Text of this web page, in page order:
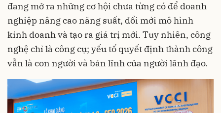
đang mở ra những cơ hội chưa từng có để doanh
nghiệp nâng cao năng suất, đổi mới mô hình
kinh doanh và tạo ra giá trị mới. Tuy nhiên, công
nghệ chỉ là công cụ; yếu tố quyết định thành công
vẫn là con người và bản lĩnh của người lãnh đạo.